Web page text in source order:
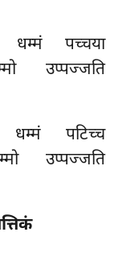
धम्मं पच्चया
उप्पज्जति
धम्मं पटिच्च
उप्पज्जति